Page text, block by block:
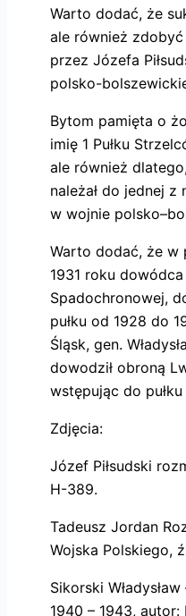
Warto dodać, że
ale również zdobyć
przez Józefa
polsko-
Bytom pamięta o
imię 1 Pułku
ale również
należał do jednej
w wojnie
Warto dodać, że w
1931 roku
Spadochronowej,
pułku od 1928 do
Śląsk, gen.
dowodził obroną
wstępując do
Zdjęcia:
Józef Piłsudski
H-389.
Tadeusz Jordan
Wojska Polskiego,
Sikorski
1940 – 1943, autor: